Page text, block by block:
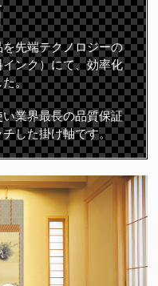
先端テクノロジーの
ンク）にて、効率化
た。
業界最長の品質保証
した掛け軸です。